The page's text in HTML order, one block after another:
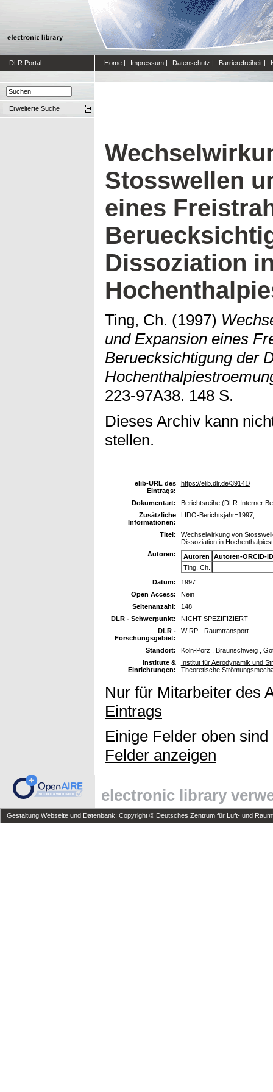
DLR Portal Home | Impressum | Datenschutz | Barrierefreiheit |
Erweiterte Suche
Stosswellen
eines
Dissoziation
Ting, Ch. (1997)
und Expansion eines
Beruecksichtigung der
223-97A38. 148 S.
Dieses Archiv kann
stellen.
elib-URL des
Eintrags:
https://elib.dlr.de/39141/
Dokumentart:
Berichtsreihe (DLR-Interner
Zusätzliche
Informationen:
LIDO-Berichtsjahr=1997,
Titel:
Wechselwirkung von
Dissoziation in
Autoren:
Autoren
Autoren-ORCID-iD
Ting, Ch.
Datum:
1997
Open Access:
Nein
Seitenanzahl:
148
DLR - Schwerpunkt:
NICHT SPEZIFIZIERT
DLR -
Forschungsgebiet:
W RP - Raumtransport
Standort:
Köln-Porz , Braunschweig ,
Institute &
Einrichtungen:
Institut für Aerodynamik und
Theoretische
Nur für Mitarbeiter des
Eintrags
Einige Felder oben
Felder anzeigen
electronic library
Gestaltung Webseite und Datenbank: Copyright © Deutsches Zentrum für Luft- und